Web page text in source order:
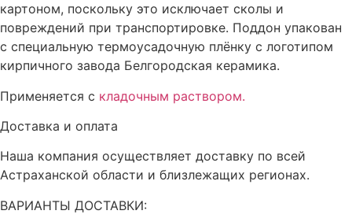
картоном, поскольку это исключает сколы и
повреждений при транспортировке. Поддон упакован
с специальную термоусадочную плёнку с логотипом
кирпичного завода Белгородская керамика.
Применяется с кладочным раствором.
Доставка и оплата
Наша компания осуществляет доставку по всей
Астраханской области и близлежащих регионах.
ВАРИАНТЫ ДОСТАВКИ: